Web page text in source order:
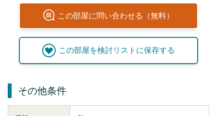
この部屋に問い合わせる（無料）
この部屋を検討リストに保存する
その他条件